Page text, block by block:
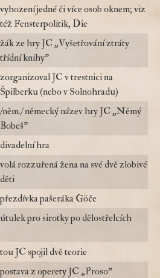
vyhození jedné či více osob oknem; viz
též Fensterpolitik, Die
žák ze hry JC „Vyšetřování ztráty
třídní knihy"
zorganizoval JC v trestnici na
Špilberku (nebo v Solnohradu)
/něm./ německý název hry JC „Němý
Bobeš"
divadelní hra
volá rozzuřená žena na své dvě zlobivé
děti
přezdívka pašeráka Göče
útulek pro sirotky po dělostřelcích
tou JC spojil dvě teorie
postava z operety JC „Proso"